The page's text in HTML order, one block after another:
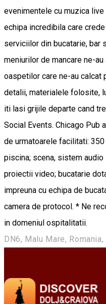
evenimentele cu muzica
echipa incredibila care
serviciilor din bucatarie, bar
meniurilor de mancare ne-
oaspetilor care ne-au calcat
detalii, materialele folosite,
iti lasi grijile departe cand
Social Events. Chicago Pub
de urmatoarele facilitati:
piscina; scena, sistem audio
proiectii video; bucatarie
impreuna cu echipa de
camera de protocol. * Ne
in domeniul ospitalitatii.
DN6, Malu Mare,